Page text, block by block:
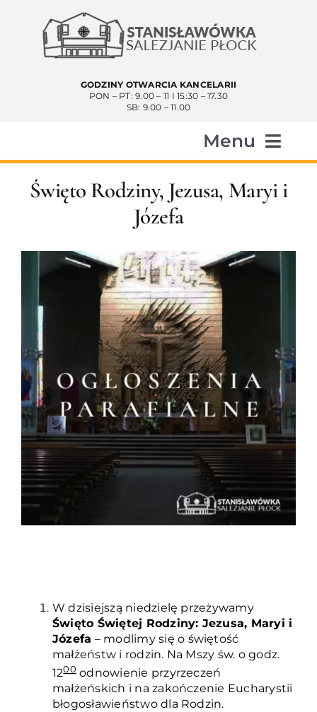
zawartości
GODZINY OTWARCIA KANCELARII
PON – PT: 9.00 – 11 I 15:30 – 17.30
SB: 9.00 – 11.00
Menu
Start
Historia
Duszpasterze
Grupy parafialne
Wspólnoty
Oddanie 33
Kancelaria
Święto Rodziny, Jezusa, Maryi i
Józefa
W dzisiejszą niedzielę przeżywamy
Święto Świętej Rodziny: Jezusa, Maryi i
Józefa – modlimy się o świętość
małżeństw i rodzin. Na Mszy św. o godz.
1200odnowienie przyrzeczeń
małżeńskich i na zakończenie Eucharystii
błogosławieństwo dla Rodzin.